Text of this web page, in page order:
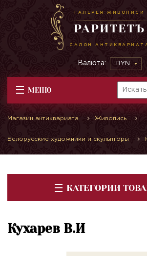
ГАЛЕРЕЯ ЖИВОПИСИ
РАРИТЕТЪ
САЛОН
Валюта: BYN
МЕНЮ
Магазин антиквариата Живопись
Белорусские художники и скульпторы
КАТЕГОРИИ
Кухарев В.И